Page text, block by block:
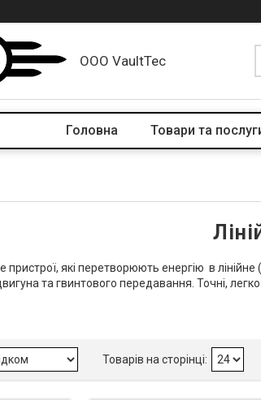
ООО VaultTec
Головна Товари та
пристрої, які перетворюють енергію в
та гвинтового передавання. Точні,